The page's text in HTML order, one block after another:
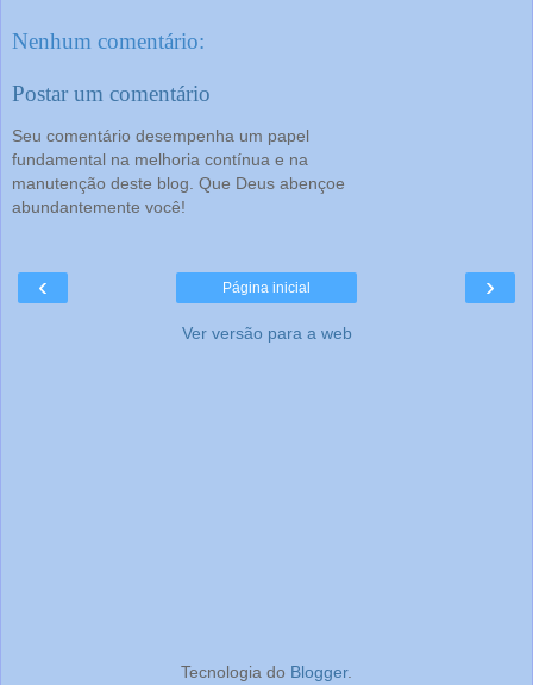
Nenhum comentário:
Postar um comentário
Seu comentário desempenha um papel
fundamental na melhoria contínua e na
manutenção deste blog. Que Deus abençoe
abundantemente você!
‹ ›
Página inicial
Ver versão para a web
Tecnologia do Blogger.